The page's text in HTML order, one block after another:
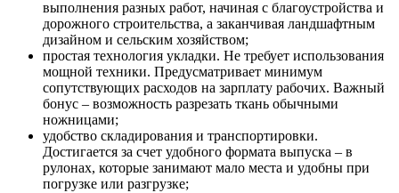
выполнения разных работ, начиная с благоустройства и
дорожного строительства, а заканчивая ландшафтным
дизайном и сельским хозяйством;
простая технология укладки. Не требует использования
мощной техники. Предусматривает минимум
сопутствующих расходов на зарплату рабочих. Важный
бонус – возможность разрезать ткань обычными
ножницами;
удобство складирования и транспортировки.
Достигается за счет удобного формата выпуска – в
рулонах, которые занимают мало места и удобны при
погрузке или разгрузке;